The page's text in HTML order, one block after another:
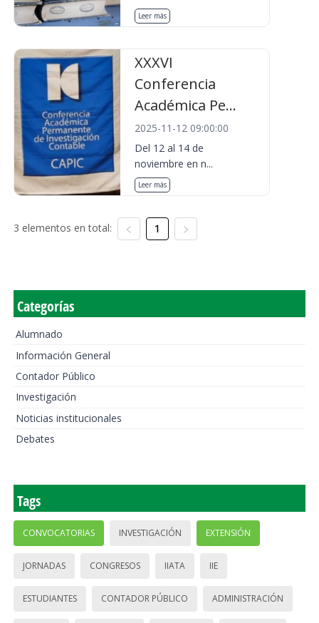
Leer más
XXXVI
Conferencia
Académica Pe...
2025-11-12 09:00:00
Del 12 al 14 de
noviembre en n...
Leer más
3 elementos en total: 1
Categorías
Alumnado
Información General
Contador Público
Investigación
Noticias institucionales
Debates
Tags
CONVOCATORIAS INVESTIGACIÓN EXTENSIÓN
JORNADAS CONGRESOS IIATA IIE
ESTUDIANTES CONTADOR PÚBLICO ADMINISTRACIÓN